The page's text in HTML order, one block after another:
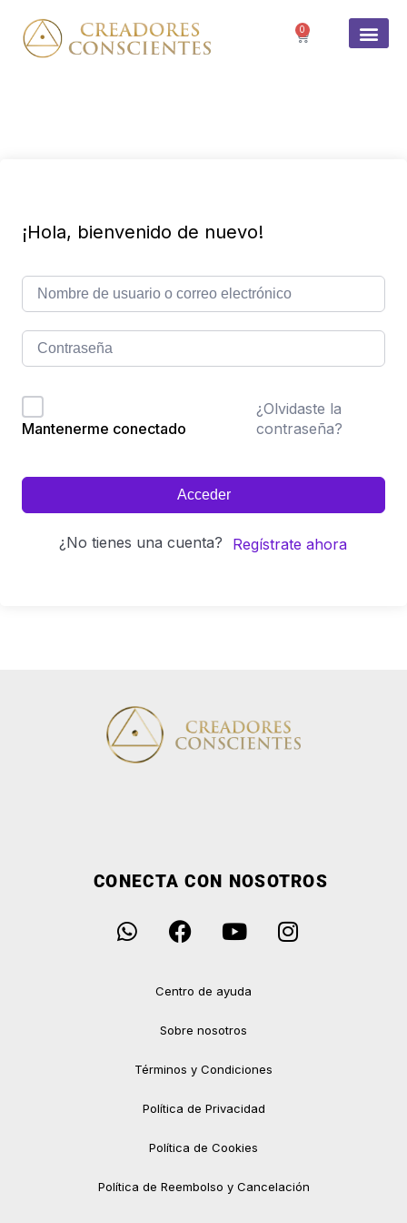
0
¡Hola, bienvenido de nuevo!
Mantenerme conectado
¿Olvidaste la
contraseña?
Acceder
¿No tienes una cuenta? Regístrate ahora
CONECTA CON NOSOTROS
Centro de ayuda
Sobre nosotros
Términos y Condiciones
Política de Privacidad
Política de Cookies
Política de Reembolso y Cancelación